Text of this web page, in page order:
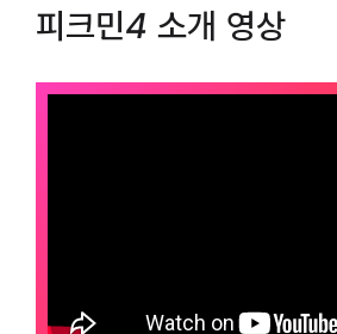
피크민4 소개 영상